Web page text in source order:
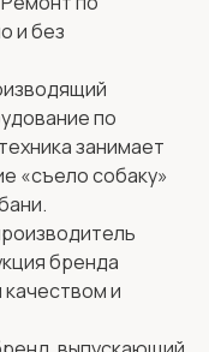
и без
по
занимает
«съело собаку»
бренда
и